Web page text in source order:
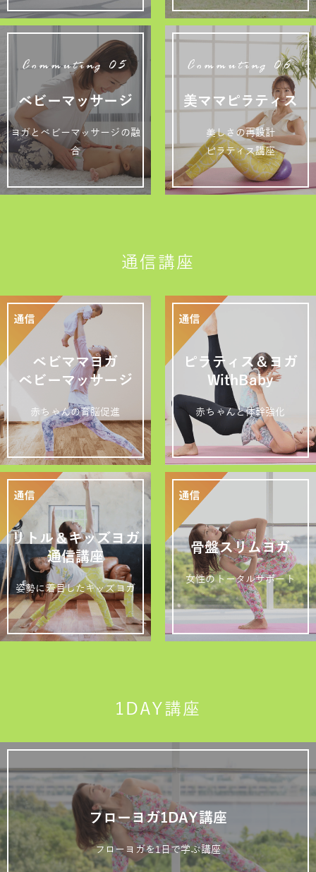
Commuting 05
ベビーマッサージ
ヨガとベビーマッサージの融
合
Commuting 06
美ママピラティス
美しさの再設計
ピラティス講座
通信講座
ベビママヨガ
ベビーマッサージ
赤ちゃんの育脳促進
ピラティス＆ヨガ
WithBaby
赤ちゃんと体幹強化
リトル＆キッズヨガ
通信講座
姿勢に着目したキッズヨガ
骨盤スリムヨガ
女性のトータルサポート
1DAY講座
フローヨガ1DAY講座
フローヨガを1日で学ぶ講座